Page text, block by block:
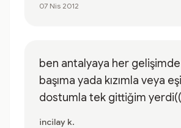
07 Nis 2012
ben antalyaya her
başıma yada kızımla veya
dostumla tek gittiğim
incilay k.